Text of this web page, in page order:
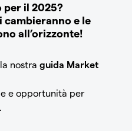
per il 2025?
cambieranno e le
all’orizzonte!
nostra guida Market
e opportunità per